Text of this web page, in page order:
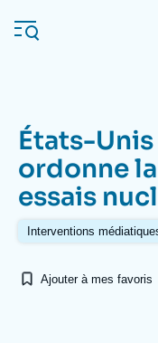
au
contenu
Navigation
principale
L'Ifri
À propos de l'Ifri
États-
ordonne
essais
Interventions
Ajouter à mes favoris